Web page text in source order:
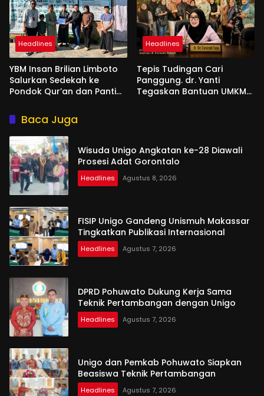
Headlines
YBM Insan Brilian Limboto
Salurkan Sedekah ke
Pondok Qur’an dan Panti
Headlines
Tepis Tudingan Cari
Panggung. dr. Yanti
Tegaskan Bantuan UMKM
Baca Juga
Wisuda Unigo Angkatan ke-28 Diawali
Prosesi Adat Gorontalo
Headlines Agustus 8, 2026
FISIP Unigo Gandeng Unismuh Makassar
Tingkatkan Publikasi Internasional
Headlines Agustus 7, 2026
DPRD Pohuwato Dukung Kerja Sama
Teknik Pertambangan dengan Unigo
Headlines Agustus 7, 2026
Unigo dan Pemkab Pohuwato Siapkan
Beasiswa Teknik Pertambangan
Headlines Agustus 7, 2026